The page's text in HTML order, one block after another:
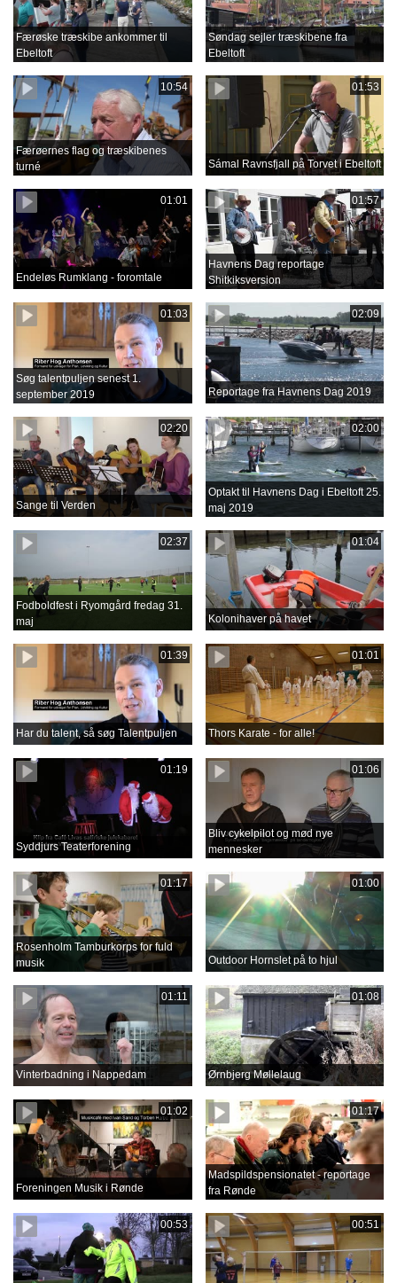
Færøske træskibe ankommer til
Ebeltoft
Søndag sejler træskibene fra
Ebeltoft
10:54
Færøernes flag og træskibenes
turné
01:53
Sámal Ravnsfjall på Torvet i Ebeltoft
01:01
Endeløs Rumklang - foromtale
01:57
Havnens Dag reportage
Shitkiksversion
01:03
Søg talentpuljen senest 1.
september 2019
02:09
Reportage fra Havnens Dag 2019
02:20
Sange til Verden
02:00
Optakt til Havnens Dag i Ebeltoft 25.
maj 2019
02:37
Fodboldfest i Ryomgård fredag 31.
maj
01:04
Kolonihaver på havet
01:39
Har du talent, så søg Talentpuljen
01:01
Thors Karate - for alle!
01:19
Syddjurs Teaterforening
01:06
Bliv cykelpilot og mød nye
mennesker
01:17
Rosenholm Tamburkorps for fuld
musik
01:00
Outdoor Hornslet på to hjul
01:11
Vinterbadning i Nappedam
01:08
Ørnbjerg Møllelaug
01:02
Foreningen Musik i Rønde
01:17
Madspildspensionatet - reportage
fra Rønde
00:53 00:51